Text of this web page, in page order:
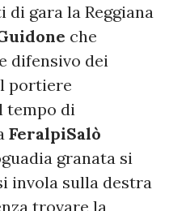
gara la Reggiana
che
difensivo dei
portiere
tempo di
FeralpiSalò
granata si
invola sulla destra
trovare la